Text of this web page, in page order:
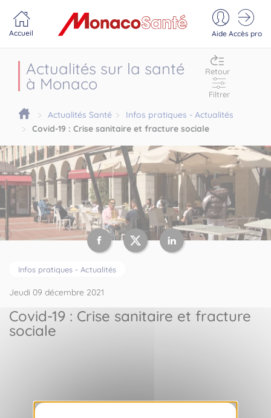
Accueil Aide Accès pro
Actualités sur la santé
à Monaco
Retour
Filtrer
Actualités Santé
Infos pratiques - Actualités
Covid-19 : Crise sanitaire et fracture sociale
Infos pratiques - Actualités
Jeudi 09 décembre 2021
Covid-19 : Crise sanitaire et fracture
sociale